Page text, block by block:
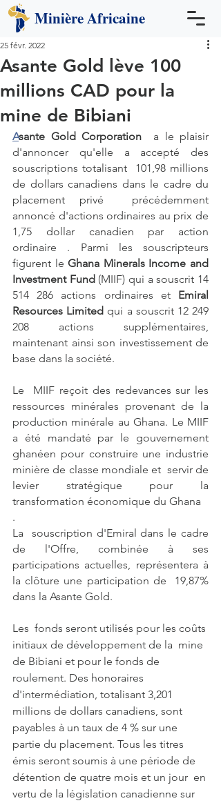
MinièreAfricaine
Asante Gold lève 100
millions CAD pour la
mine de Bibiani
25 févr. 2022
Asante Gold Corporation
  a le plaisir
d'annoncer qu'elle a accepté des
souscriptions totalisant  101,98 millions
de dollars canadiens dans le cadre du
placement privé  précédemment
annoncé d'actions ordinaires au prix de
1,75 dollar canadien par action
ordinaire . Parmi les souscripteurs
figurent le Ghana Minerals Income and
Investment Fund (MIIF) qui a souscrit 14
514 286 actions ordinaires et Emiral
Resources Limited qui a souscrit 12 249
208 actions supplémentaires,
maintenant ainsi son investissement de
base dans la société.
Le  MIIF reçoit des redevances sur les
ressources minérales provenant de la
production minérale au Ghana. Le MIIF
a été mandaté par le gouvernement
ghanéen pour construire une industrie
minière de classe mondiale et  servir de
levier stratégique pour la
transformation économique du Ghana
.
La  souscription d'Emiral dans le cadre
de l'Offre, combinée à ses
participations actuelles, représentera à
la clôture une participation de  19,87%
dans la Asante Gold.
Les  fonds seront utilisés pour les coûts
initiaux de développement de la  mine
de Bibiani et pour le fonds de
roulement. Des honoraires
d'intermédiation, totalisant 3,201
millions de dollars canadiens, sont
payables à un taux de 4 % sur une
partie du placement. Tous les titres
émis seront soumis à une période de
détention de quatre mois et un jour  en
vertu de la législation canadienne sur